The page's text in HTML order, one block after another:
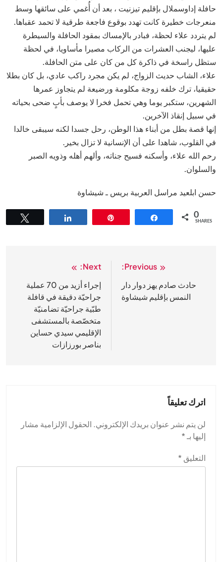
حافلة إداوسملال بإقليم تيزنيت ، بعد أن أُغمي على سائقها وسط
منعرجات خطيرة كانت تهدد بوقوع فاجعة طرقية لا تحمد عقباها.
لم يتردد علاء لحظة، فبادر بالإمساك بمقود الحافلة والسيطرة
عليها، ليجنب العشرات من الركاب مصيرا مأساويا، في لحظة
ستظل راسخة في ذاكرة كل من كان على متن الحافلة.
علاء، الشاب حديث الزواج، لم يكن مجرد راكب عادي، بل كان بطلا
حقيقيا، ترك خلفه زوجة مكلومة ورضيعة لم يتجاوز عمرها
الشهرين، ستكبر يوما وهي تحمل فخرا لا يوصف بأبٍ ضحى بحياته
في سبيل إنقاذ الآخرين.
إنها قصة بطل من أبناء هذا الوطن، رحل جسدا لكنه سيبقى خالدا
في القلوب، شاهدا على أن الإنسانية لا تزال بخير.
رحم الله علاء، وأسكنه فسيح جناته، وألهم أهله وذويه الصبر
والسلوان.
حسن ابلعيد مراسل العربية بريس ـ شيشاوة
0
SHARES
المقالات
Previous:
حادث صادم يهز دوار دار
النمس بإقليم شيشاوة
Next:
إجراء أزيد من 70 عملية
جراحيّة دقيقة في قافلة
طبّية جراحيّة تضامنيّة
متخصّصة بالمستشفى
الإقليمي سيدي حساين
بناصر بورزازات
اترك تعليقاً
لن يتم نشر عنوان بريدك الإلكتروني. الحقول الإلزامية مشار
إليها بـ*
التعليق *